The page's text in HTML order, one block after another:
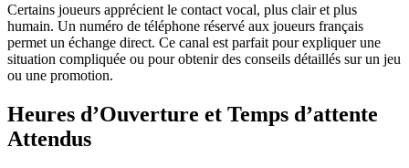
Certains joueurs apprécient le contact vocal, plus clair et plus
humain. Un numéro de téléphone réservé aux joueurs français
permet un échange direct. Ce canal est parfait pour expliquer une
situation compliquée ou pour obtenir des conseils détaillés sur un jeu
ou une promotion.
Heures d’Ouverture et Temps d’attente
Attendus